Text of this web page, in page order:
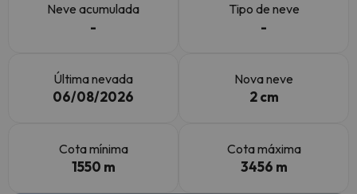
Neve acumulada
-
Tipo de neve
-
Última nevada
06/08/2026
Nova neve
2 cm
Cota mínima
1550 m
Cota máxima
3456 m